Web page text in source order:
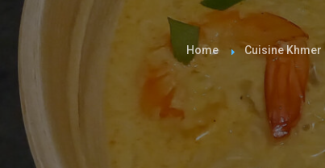
Home Cuisine Khmer